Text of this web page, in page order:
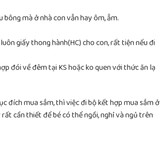
bông mà ở nhà con vẫn hay ôm, ẵm.
giấy thong hành(HC) cho con, rất tiện nếu đi
đói về đêm tại KS hoặc ko quen với thức ăn lạ
đích mua sắm, thì việc đi bộ kết hợp mua sắm ở
cần thiết để bé có thể ngồi, nghỉ và ngủ trên